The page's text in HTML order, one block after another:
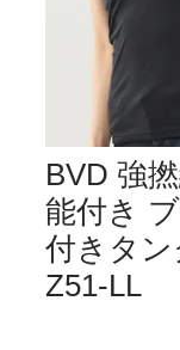
BVD 強
能付き
付きタン
Z51-LL